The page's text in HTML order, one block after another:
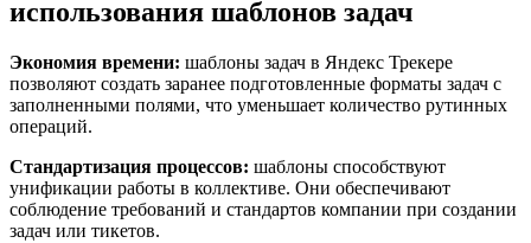
использования шаблонов задач
Экономия времени: шаблоны задач в Яндекс Трекере
позволяют создать заранее подготовленные форматы задач с
заполненными полями, что уменьшает количество рутинных
операций.
Стандартизация процессов: шаблоны способствуют
унификации работы в коллективе. Они обеспечивают
соблюдение требований и стандартов компании при создании
задач или тикетов.